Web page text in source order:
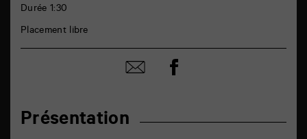
Poitiers
Présentation
Durée 1:30
Placement libre
Partager
par
Partager
sur